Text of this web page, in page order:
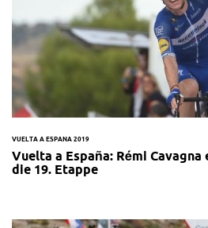
VUELTA A ESPANA 2019
Vuelta a España: Rémi
die 19. Etappe